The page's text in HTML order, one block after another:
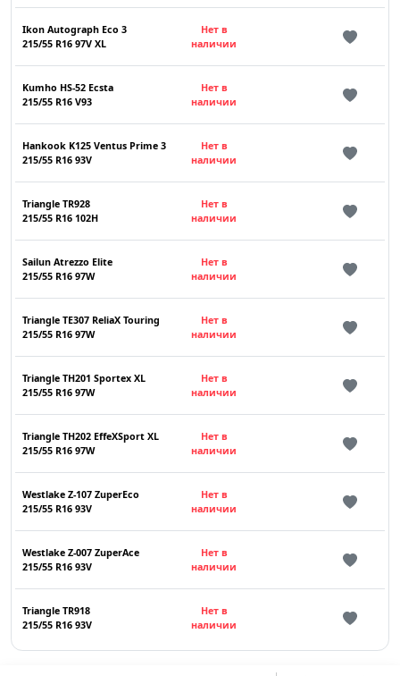
Ikon Autograph Eco 3
215/55 R16 97V XL
Нет в
наличии
Kumho HS-52 Ecsta
215/55 R16 V93
Нет в
наличии
Hankook K125 Ventus Prime 3
215/55 R16 93V
Нет в
наличии
Triangle TR928
215/55 R16 102H
Нет в
наличии
Sailun Atrezzo Elite
215/55 R16 97W
Нет в
наличии
Triangle TE307 ReliaX Touring
215/55 R16 97W
Нет в
наличии
Triangle TH201 Sportex XL
215/55 R16 97W
Нет в
наличии
Triangle TH202 EffeXSport XL
215/55 R16 97W
Нет в
наличии
Westlake Z-107 ZuperEco
215/55 R16 93V
Нет в
наличии
Westlake Z-007 ZuperAce
215/55 R16 93V
Нет в
наличии
Triangle TR918
215/55 R16 93V
Нет в
наличии